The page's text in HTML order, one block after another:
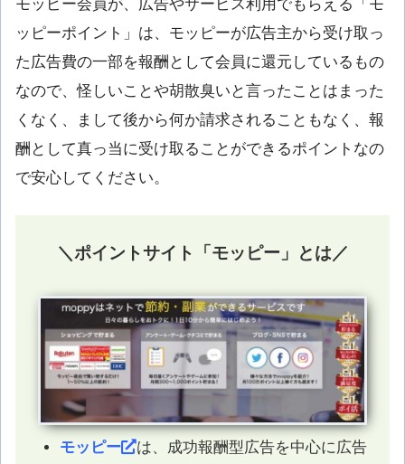
モッピー会員が、広告やサービス利用でもらえる「モ
ッピーポイント」は、モッピーが広告主から受け取っ
た広告費の一部を報酬として会員に還元しているもの
なので、怪しいことや胡散臭いと言ったことはまった
くなく、まして後から何か請求されることもなく、報
酬として真っ当に受け取ることができるポイントなの
で安心してください。
＼ポイントサイト「モッピー」とは／
モッピー
は、成功報酬型広告を中心に広告